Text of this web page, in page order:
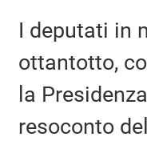
I deputati in
ottantotto,
la
resoconto